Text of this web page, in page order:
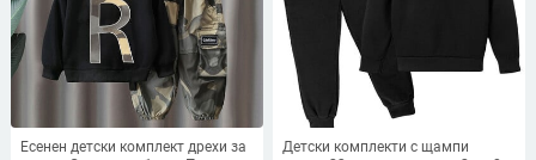
Есенен детски комплект дрехи за
Детски комплекти с щампи